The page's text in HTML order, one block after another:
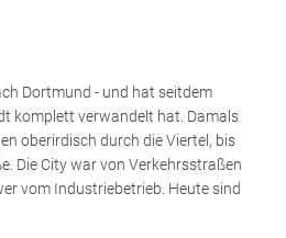
Dortmund - und hat seitdem
komplett verwandelt hat. Damals
oberirdisch durch die Viertel, bis
Die City war von Verkehrsstraßen
vom Industriebetrieb. Heute sind